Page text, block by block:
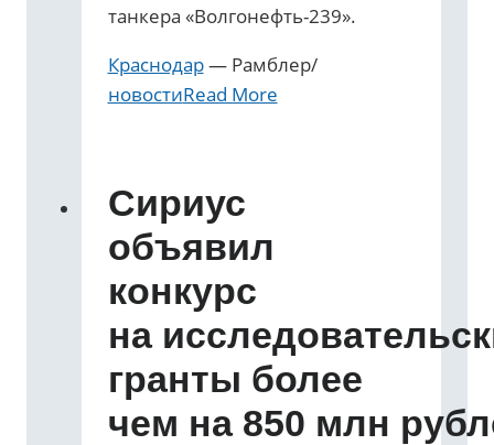
танкера «Волгонефть-239».
Краснодар— Рамблер/
новостиRead More
Сириус
объявил
конкурс
на
гранты более
чем на 850 млн